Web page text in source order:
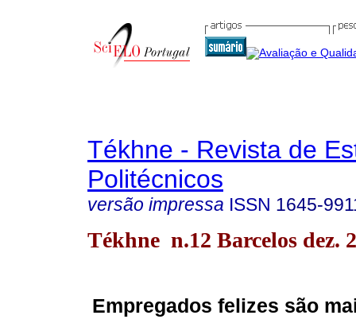
Tékhne - Revista de
Politécnicos
versão impressa ISSN 1645-
Tékhne n.12 Barcelos dez.
Empregados felizes são